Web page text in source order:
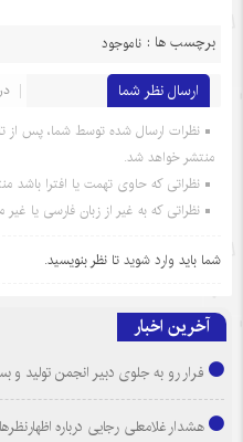
برچسب ها : ناموجود
ارسال نظر شما
نظرات ارسال شده توسط شما، پس از
منتشر خواهد شد.
نظراتی که حاوی تهمت یا افترا باشد
نظراتی که به غیر از زبان فارسی یا
شما باید وارد شوید تا نظر بنویسید.
آخرین اخبار
فرار رو به جلوی دبیر انجمن
هشدار غلامعلی رجایی درباره